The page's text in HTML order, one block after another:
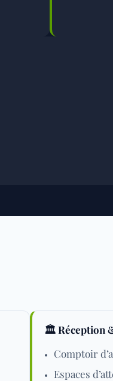
🏛️ Réception
Comptoir
Espaces